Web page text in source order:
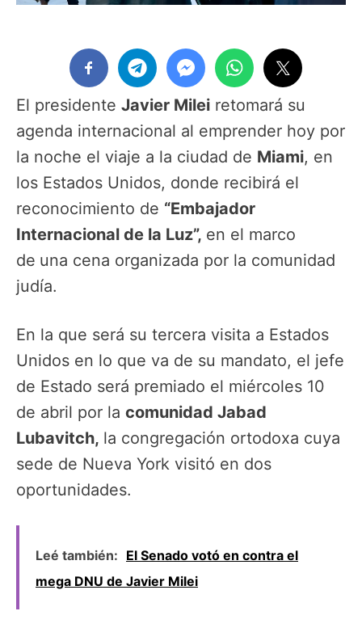
El presidente Javier Milei retomará su
agenda internacional al emprender hoy por
la noche el viaje a la ciudad de Miami, en
los Estados Unidos, donde recibirá el
reconocimiento de “Embajador
Internacional de la Luz”, en el marco
de una cena organizada por la comunidad
judía.
En la que será su tercera visita a Estados
Unidos en lo que va de su mandato, el jefe
de Estado será premiado el miércoles 10
de abril por la comunidad Jabad
Lubavitch, la congregación ortodoxa cuya
sede de Nueva York visitó en dos
oportunidades.
Leé también: El Senado votó en contra el
mega DNU de Javier Milei